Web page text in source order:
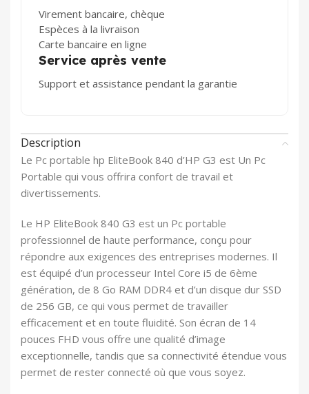
Virement bancaire, chèque
Espèces à la livraison
Carte bancaire en ligne
Service après vente
Support et assistance pendant la garantie
Description
Le Pc portable hp EliteBook 840 d’HP G3 est Un Pc
Portable qui vous offrira confort de travail et
divertissements.
Le HP EliteBook 840 G3 est un Pc portable
professionnel de haute performance, conçu pour
répondre aux exigences des entreprises modernes. Il
est équipé d’un processeur Intel Core i5 de 6ème
génération, de 8 Go RAM DDR4 et d’un disque dur SSD
de 256 GB, ce qui vous permet de travailler
efficacement et en toute fluidité. Son écran de 14
pouces FHD vous offre une qualité d’image
exceptionnelle, tandis que sa connectivité étendue vous
permet de rester connecté où que vous soyez.